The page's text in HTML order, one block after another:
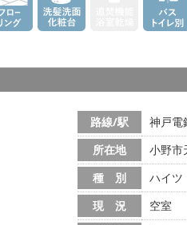
路線/駅
神戸電
所在地
小野市
種 別
ハイツ
現 況
空室